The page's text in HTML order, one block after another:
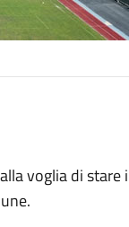
voglia di stare